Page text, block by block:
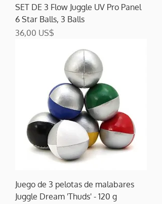
SET DE 3 Flow Juggle UV Pro Panel
6 Star Balls, 3 Balls
Precio
36,00 US$
Juego de 3 pelotas de malabares
Juggle Dream 'Thuds' - 120 g